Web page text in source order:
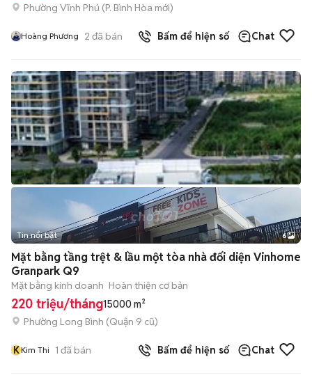
Phường Vĩnh Phú (P. Bình Hòa mới)
Hoàng Phương 2 đã bán Bấm để hiện số Chat
+2
Tin nổi bật 6
Mặt bằng tầng trệt & lầu một tòa nhà đối diện Vinhome
Granpark Q9
Mặt bằng kinh doanh Hoàn thiện cơ bản
220 triệu/tháng15000 m²
Phường Long Bình (Quận 9 cũ)
KKim Thi 1 đã bán Bấm để hiện số Chat